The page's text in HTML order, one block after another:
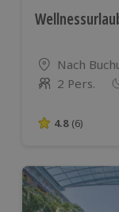
Standort
Nach
Anzahl der
2 Pers.
4.8 von 5
4.8 (6)